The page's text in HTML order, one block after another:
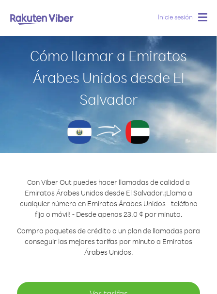
Inicie sesión
Cómo llamar a Emiratos
Árabes Unidos desde El
Salvador
Con Viber Out puedes hacer llamadas de calidad a
Emiratos Árabes Unidos desde El Salvador.¡Llama a
cualquier número en Emiratos Árabes Unidos - teléfono
fijo o móvil! - Desde apenas 23.0 ¢ por minuto.
Compra paquetes de crédito o un plan de llamadas para
conseguir las mejores tarifas por minuto a Emiratos
Árabes Unidos.